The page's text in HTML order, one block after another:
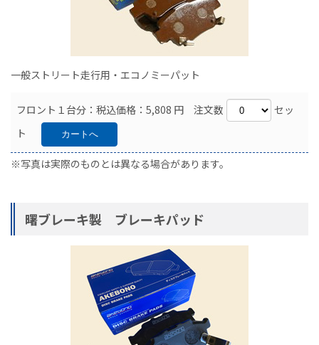
一般ストリート走行用・エコノミーパット
フロント１台分：税込価格：5,808 円 注文数
セッ
ト
※写真は実際のものとは異なる場合があります。
曙ブレーキ製 ブレーキパッド